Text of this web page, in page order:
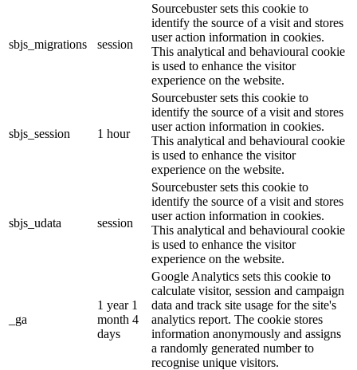
sbjs_migrations session
Sourcebuster sets this cookie to
identify the source of a visit and stores
user action information in cookies.
This analytical and behavioural cookie
is used to enhance the visitor
experience on the website.
sbjs_session 1 hour
Sourcebuster sets this cookie to
identify the source of a visit and stores
user action information in cookies.
This analytical and behavioural cookie
is used to enhance the visitor
experience on the website.
sbjs_udata session
Sourcebuster sets this cookie to
identify the source of a visit and stores
user action information in cookies.
This analytical and behavioural cookie
is used to enhance the visitor
experience on the website.
_ga
1 year 1
month 4
days
Google Analytics sets this cookie to
calculate visitor, session and campaign
data and track site usage for the site's
analytics report. The cookie stores
information anonymously and assigns
a randomly generated number to
recognise unique visitors.